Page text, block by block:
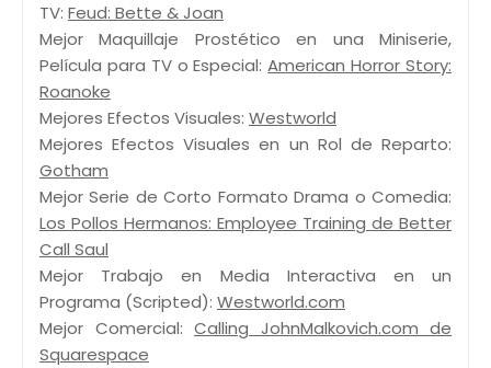
TV: Feud: Bette & Joan
Mejor Maquillaje Prostético en una Miniserie,
Película para TV o Especial:American Horror Story:
Roanoke
Mejores Efectos Visuales: Westworld
Mejores Efectos Visuales en un Rol de Reparto:
Gotham
Mejor Serie de Corto Formato Drama o Comedia:
Los Pollos Hermanos: Employee Training de Better
Call Saul
Mejor Trabajo en Media Interactiva en un
Programa (Scripted): Westworld.com
Mejor Comercial: Calling JohnMalkovich.com de
Squarespace